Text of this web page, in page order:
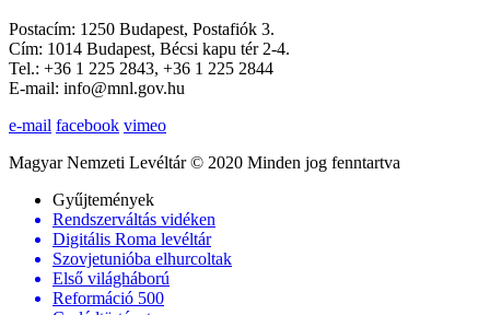
Postacím: 1250 Budapest, Postafiók 3.
Cím: 1014 Budapest, Bécsi kapu tér 2-4.
Tel.: +36 1 225 2843, +36 1 225 2844
E-mail: info@mnl.gov.hu
e-mail facebook vimeo
Magyar Nemzeti Levéltár © 2020 Minden jog fenntartva
Gyűjtemények
Rendszerváltás vidéken
Digitális Roma levéltár
Szovjetunióba elhurcoltak
Első világháború
Reformáció 500